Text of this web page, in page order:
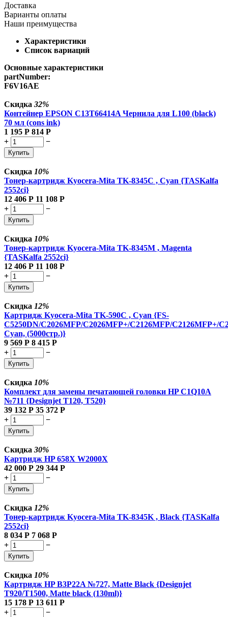
Доставка
Варианты оплаты
Наши преимущества
Характеристики
Список вариаций
Основные характеристики
partNumber:
F6V16AE
Скидка 32%
Контейнер EPSON C13T66414A Чернила для L100 (black)
70 мл (cons ink)
1 195 Р 814 Р
+
−
Купить
Скидка 10%
Тонер-картридж Kyocera-Mita TK-8345C , Cyan {TASKalfa
2552ci}
12 406 Р 11 108 Р
+
−
Купить
Скидка 10%
Тонер-картридж Kyocera-Mita TK-8345M , Magenta
{TASKalfa 2552ci}
12 406 Р 11 108 Р
+
−
Купить
Скидка 12%
Картридж Kyocera-Mita TK-590C , Cyan {FS-
C5250DN/C2026MFP/C2026MFP+/C2126MFP/C2126MFP+/
Cyan, (5000стр.)}
9 569 Р 8 415 Р
+
−
Купить
Скидка 10%
Комплект для замены печатающей головки HP C1Q10A
№711 {Designjet T120, T520}
39 132 Р 35 372 Р
+
−
Купить
Скидка 30%
Картридж HP 658X W2000X
42 000 Р 29 344 Р
+
−
Купить
Скидка 12%
Тонер-картридж Kyocera-Mita TK-8345K , Black {TASKalfa
2552ci}
8 034 Р 7 068 Р
+
−
Купить
Скидка 10%
Картридж HP B3P22A №727, Matte Black {Designjet
T920/T1500, Matte black (130ml)}
15 178 Р 13 611 Р
+
−